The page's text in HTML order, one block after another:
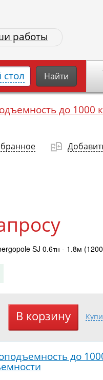
работы
Найти
до 1000
SJ 0.6тн - 1.8м
до